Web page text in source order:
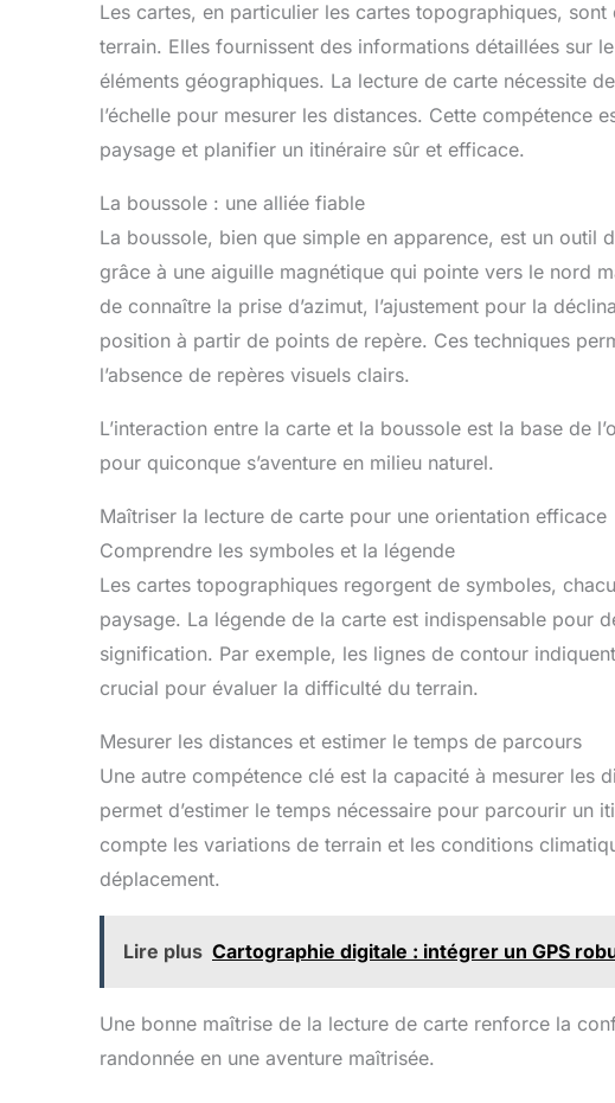
Les cartes, en particulier les cartes topographiques,
terrain. Elles fournissent des informations détaillées sur
éléments géographiques. La lecture de carte nécessite
l’échelle pour mesurer les distances. Cette compétence
paysage et planifier un itinéraire sûr et efficace.
La boussole : une alliée fiable
La boussole, bien que simple en apparence, est un outil
grâce à une aiguille magnétique qui pointe vers le nord
de connaître la prise d’azimut, l’ajustement pour la
position à partir de points de repère. Ces techniques
l’absence de repères visuels clairs.
L’interaction entre la carte et la boussole est la base de
pour quiconque s’aventure en milieu naturel.
Maîtriser la lecture de carte pour une orientation efficace
Comprendre les symboles et la légende
Les cartes topographiques regorgent de symboles,
paysage. La légende de la carte est indispensable pour
signification. Par exemple, les lignes de contour
crucial pour évaluer la difficulté du terrain.
Mesurer les distances et estimer le temps de parcours
Une autre compétence clé est la capacité à mesurer les
permet d’estimer le temps nécessaire pour parcourir un
compte les variations de terrain et les conditions
déplacement.
Lire plus Cartographie digitale : intégrer un GPS
Une bonne maîtrise de la lecture de carte renforce la
randonnée en une aventure maîtrisée.